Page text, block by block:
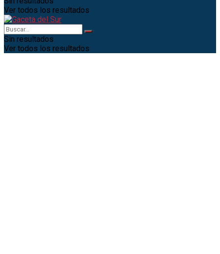
Ver todos los resultados
Sin resultados
Ver todos los resultados